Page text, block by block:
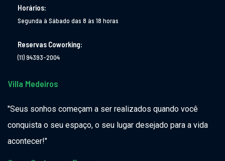
Horários:
Segunda à Sábado das 8 às 18 horas
Reservas Coworking:
(11) 94393-2004
Villa Medeiros
"Seus sonhos começam a ser realizados quando você
conquista o seu espaço, o seu lugar desejado para a vida
acontecer!"